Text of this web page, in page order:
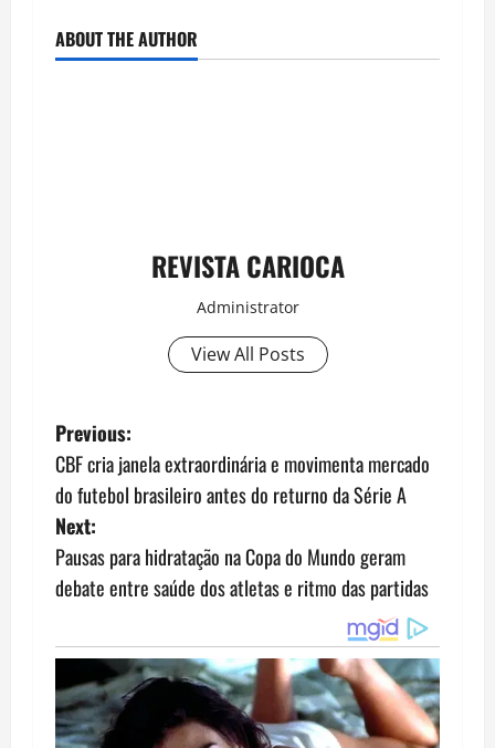
ABOUT THE AUTHOR
REVISTA CARIOCA
Administrator
View All Posts
P
o
s
t
a
v
Previous:
CBF cria janela extraordinária e movimenta mercado
do futebol brasileiro antes do returno da Série A
Next:
Pausas para hidratação na Copa do Mundo geram
debate entre saúde dos atletas e ritmo das partidas